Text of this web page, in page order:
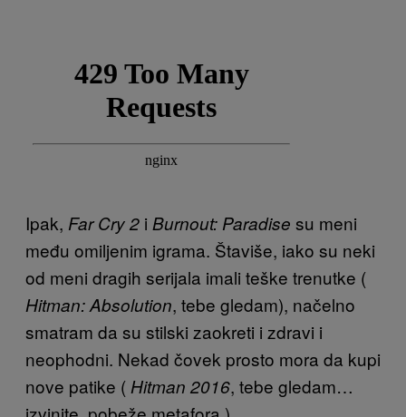
Ipak, Far Cry 2 i Burnout: Paradise su meni
među omiljenim igrama. Štaviše, iako su neki
od meni dragih serijala imali teške trenutke (
Hitman: Absolution, tebe gledam), načelno
smatram da su stilski zaokreti i zdravi i
neophodni. Nekad čovek prosto mora da kupi
nove patike (Hitman 2016, tebe gledam…